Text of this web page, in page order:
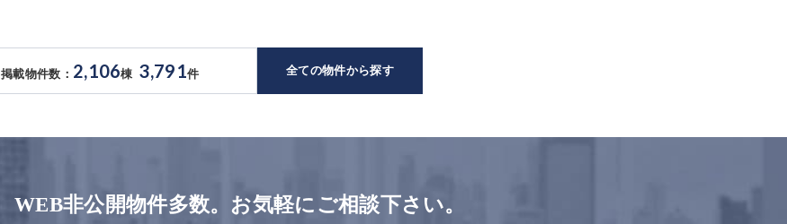
掲載物件数： 2,106棟 3,791件 全ての物件から探す
WEB非公開物件多数。お気軽にご相談下さい。